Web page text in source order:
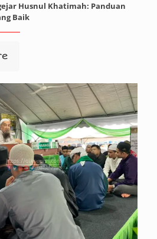
Husnul Khatimah: Panduan
Baik